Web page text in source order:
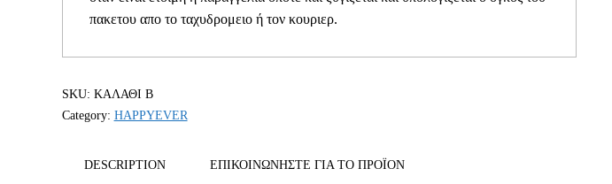
πακετου απο το ταχυδρομειο ή τον κουριερ.
SKU: ΚΑΛΑΘΙ Β
Category: HAPPYEVER
DESCRIPTION ΕΠΙΚΟΙΝΩΝΗΣΤΕ ΓΙΑ ΤΟ ΠΡΟΪOΝ